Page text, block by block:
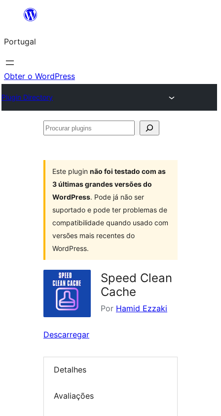
Saltar
o
conteúdo
Portugal
Obter o WordPress
Plugin Directory
Procurar
Este plugin não foi testado com as
3 últimas grandes versões do
WordPress. Pode já não ser
suportado e pode ter problemas de
compatibilidade quando usado com
versões mais recentes do
WordPress.
Speed Clean
Cache
Por Hamid Ezzaki
Descarregar
Detalhes
Avaliações